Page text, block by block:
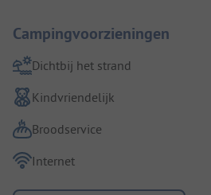
Campingvoorzieningen
Dichtbij het strand
Kindvriendelijk
Broodservice
Internet